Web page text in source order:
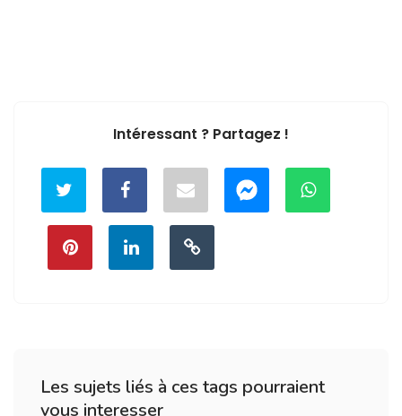
Intéressant ? Partagez !
Les sujets liés à ces tags pourraient
vous interesser